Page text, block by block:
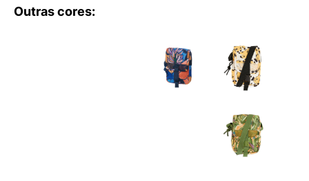
Outras cores: